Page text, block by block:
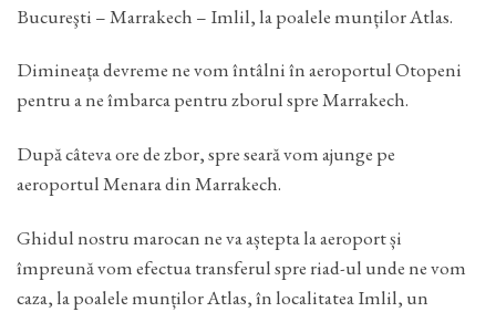
Bucureşti – Marrakech – Imlil, la poalele munților Atlas.
Dimineața devreme ne vom întâlni în aeroportul Otopeni
pentru a ne îmbarca pentru zborul spre Marrakech.
După câteva ore de zbor, spre seară vom ajunge pe
aeroportul Menara din Marrakech.
Ghidul nostru marocan ne va aștepta la aeroport și
împreună vom efectua transferul spre riad-ul unde ne vom
caza, la poalele munților Atlas, în localitatea Imlil, un